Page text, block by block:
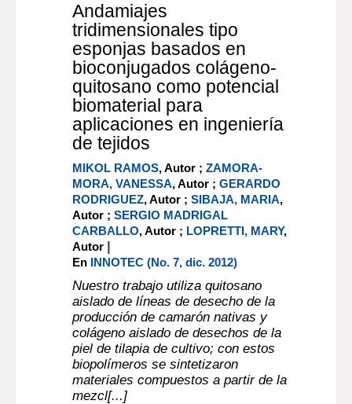
Andamiajes
tridimensionales tipo
esponjas basados en
bioconjugados colágeno-
quitosano como potencial
biomaterial para
aplicaciones en ingeniería
de tejidos
MIKOL RAMOS, Autor ;ZAMORA-
MORA, VANESSA, Autor ;GERARDO
RODRIGUEZ, Autor ;SIBAJA, MARIA,
Autor ;SERGIO MADRIGAL
CARBALLO, Autor ; LOPRETTI, MARY,
Autor |
En INNOTEC (No. 7, dic. 2012)
Nuestro trabajo utiliza quitosano
aislado de líneas de desecho de la
producción de camarón nativas y
colágeno aislado de desechos de la
piel de tilapia de cultivo; con estos
biopolímeros se sintetizaron
materiales compuestos a partir de la
mezcl[...]